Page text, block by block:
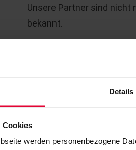
Details
Cookies
werden personenbezogene
Unsere Partner sind nicht
bekannt.
Kein Hersteller kann
HÖCHSTE
Industrieböden müssen